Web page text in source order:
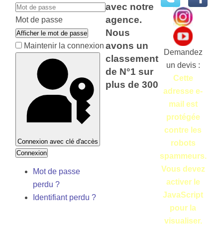
Mot de passe
Afficher le mot de passe
Maintenir la connexion
Connexion avec clé d'accès
Connexion
Mot de passe
perdu ?
Identifiant perdu ?
avec notre
agence.
Nous
avons un
classement
de N°1 sur
plus de 300
Demandez
un devis :
Cette
adresse e-
mail est
protégée
contre les
robots
spammeurs.
Vous devez
activer le
JavaScript
pour la
visualiser.